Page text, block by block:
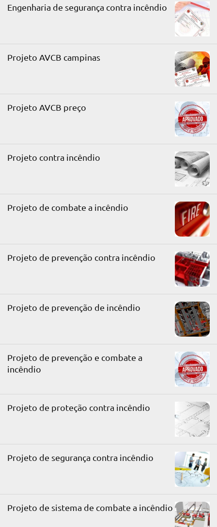
Engenharia de segurança contra incêndio
Projeto AVCB campinas
Projeto AVCB preço
Projeto contra incêndio
Projeto de combate a incêndio
Projeto de prevenção contra incêndio
Projeto de prevenção de incêndio
Projeto de prevenção e combate a
incêndio
Projeto de proteção contra incêndio
Projeto de segurança contra incêndio
Projeto de sistema de combate a incêndio